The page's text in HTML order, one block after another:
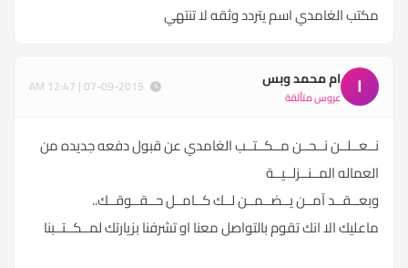
مكتب الغامدي اسم يتردد وثقه لا تنتهي
ا ام محمد وبس
عروس متألقة
نــعــلــن نــحــن مــكــتــب الغامدي عن قبول دفعه جديده من
العماله المــنــزلــيــة
وبعــقــد آمــن يــضــمــن لــك كــامــل حــقــوقــك..
ماعليك الا انك تقوم بالتواصل معنا او تشرفنا بزيارتك لمــكــتــبنا